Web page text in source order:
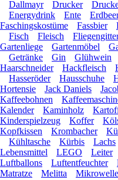
Dallmayr
Drucker
Energydrink
Ente
Faschingskostüme
Fassbier
Fisch
Fleisch
Gartenliege
Gartenmöbel
Getränke
Gin Glühwein
Haarschneider
Hackfleisch
Hasseröder
Hausschuhe
Hortensie
Jack Daniels
Kaffeebohnen
Kalender
Kaminholz
Kinderspielzeug
Koffer
Kopfkissen
Krombacher
Kühltasche
Kürbis Lachs
Lebensmittel
LEGO Leiter
Luftballons
Luftentfeuchter
Matratze
Melitta Mikrowelle